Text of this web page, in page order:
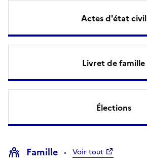
Actes d'état civil
Livret de famille
Élections
Famille Voir tout